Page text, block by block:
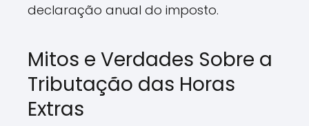
declaração anual do imposto.
Mitos e Verdades Sobre a
Tributação das Horas
Extras